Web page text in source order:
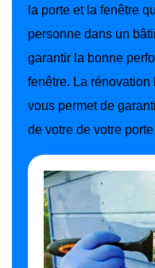
la porte et la fenêtre
personne dans un
garantir la bonne
fenêtre. La
vous permet de
de votre de votre